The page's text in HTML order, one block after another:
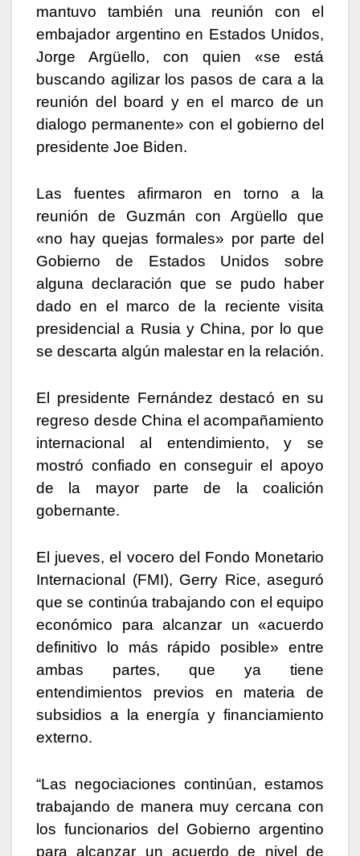
mantuvo también una reunión con el
embajador argentino en Estados Unidos,
Jorge Argüello, con quien «se está
buscando agilizar los pasos de cara a la
reunión del board y en el marco de un
dialogo permanente» con el gobierno del
presidente Joe Biden.
Las fuentes afirmaron en torno a la
reunión de Guzmán con Argüello que
«no hay quejas formales» por parte del
Gobierno de Estados Unidos sobre
alguna declaración que se pudo haber
dado en el marco de la reciente visita
presidencial a Rusia y China, por lo que
se descarta algún malestar en la relación.
El presidente Fernández destacó en su
regreso desde China el acompañamiento
internacional al entendimiento, y se
mostró confiado en conseguir el apoyo
de la mayor parte de la coalición
gobernante.
El jueves, el vocero del Fondo Monetario
Internacional (FMI), Gerry Rice, aseguró
que se continúa trabajando con el equipo
económico para alcanzar un «acuerdo
definitivo lo más rápido posible» entre
ambas partes, que ya tiene
entendimientos previos en materia de
subsidios a la energía y financiamiento
externo.
“Las negociaciones continúan, estamos
trabajando de manera muy cercana con
los funcionarios del Gobierno argentino
para alcanzar un acuerdo de nivel de